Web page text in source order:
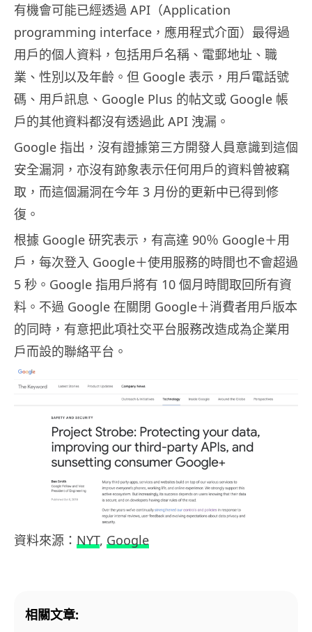
有機會可能已經透過 API（Application
programming interface，應用程式介面）最得過
用戶的個人資料，包括用戶名稱、電郵地址、職
業、性別以及年齡。但 Google 表示，用戶電話號
碼、用戶訊息、Google Plus 的帖文或 Google 帳
戶的其他資料都沒有透過此 API 洩漏。
Google 指出，沒有證據第三方開發人員意識到這個
安全漏洞，亦沒有跡象表示任何用戶的資料曾被竊
取，而這個漏洞在今年 3 月份的更新中已得到修
復。
根據 Google 研究表示，有高達 90％ Google＋用
戶，每次登入 Google＋使用服務的時間也不會超過
5 秒。Google 指用戶將有 10 個月時間取回所有資
料。不過 Google 在關閉 Google＋消費者用戶版本
的同時，有意把此項社交平台服務改造成為企業用
戶而設的聯絡平台。
資料來源： NYT, Google
相關文章: